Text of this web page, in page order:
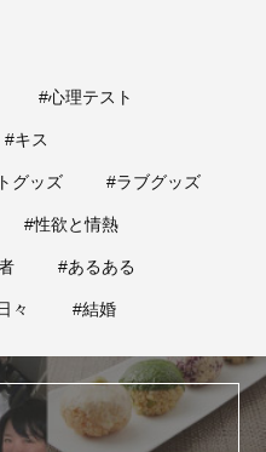
#心理テスト
#キス
グッズ #ラブグッズ
#性欲と情熱
#あるある
々 #結婚